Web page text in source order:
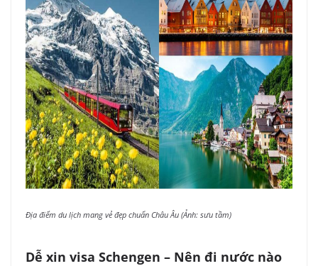
Địa điểm du lịch mang vẻ đẹp chuẩn Châu Âu (Ảnh: sưu tầm)
Dễ xin visa Schengen – Nên đi nước nào